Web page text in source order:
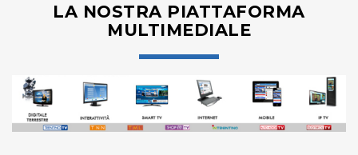
LA NOSTRA PIATTAFORMA
MULTIMEDIALE